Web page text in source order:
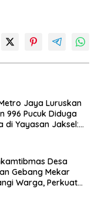
Jaya Luruskan
996 Pucuk Diduga
di Yayasan Jaksel:
Desa
Gebang Mekar
Warga, Perkuat